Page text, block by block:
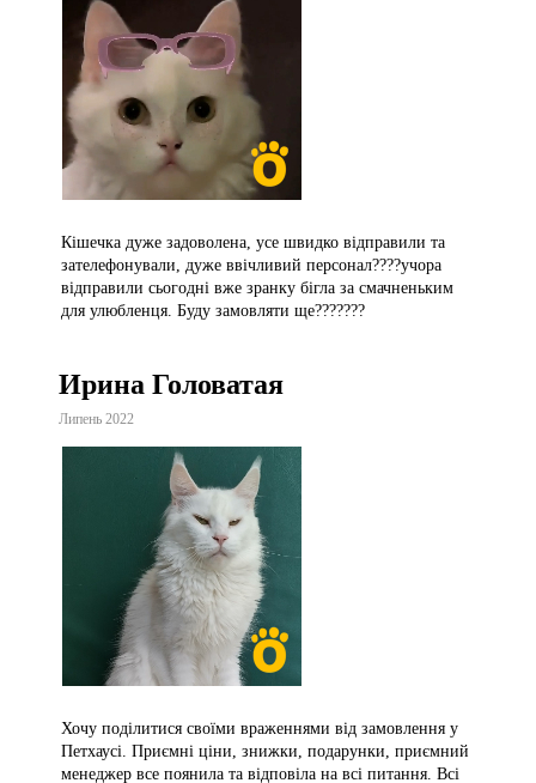
Кішечка дуже задоволена, усе швидко відправили та
зателефонували, дуже ввічливий персонал????учора
відправили сьогодні вже зранку бігла за смачненьким
для улюбленця. Буду замовляти ще???????
Ирина Головатая
Липень 2022
Хочу поділитися своїми враженнями від замовлення у
Петхаусі. Приємні ціни, знижки, подарунки, приємний
менеджер все поянила та відповіла на всі питання. Всі